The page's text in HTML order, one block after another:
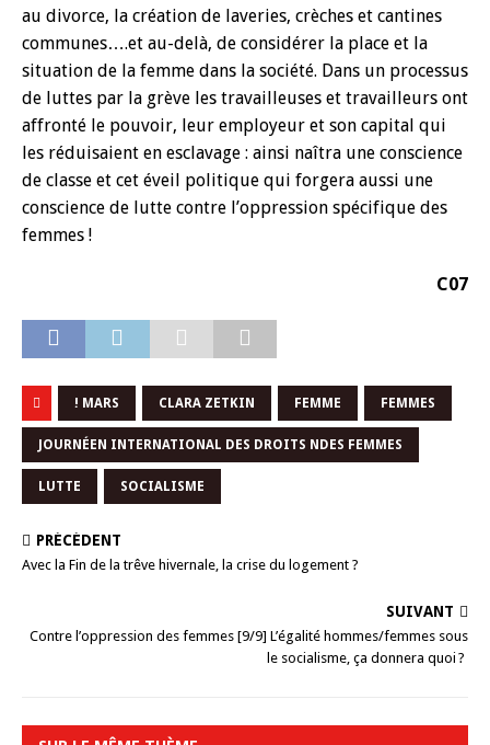
au divorce, la création de laveries, crèches et cantines
communes….et au-delà, de considérer la place et la
situation de la femme dans la société. Dans un processus
de luttes par la grève les travailleuses et travailleurs ont
affronté le pouvoir, leur employeur et son capital qui
les réduisaient en esclavage : ainsi naîtra une conscience
de classe et cet éveil politique qui forgera aussi une
conscience de lutte contre l’oppression spécifique des
femmes !
C07
! MARS CLARA ZETKIN FEMME FEMMES
JOURNÉEN INTERNATIONAL DES DROITS NDES FEMMES
LUTTE SOCIALISME
PRÉCÉDENT
Avec la Fin de la trêve hivernale, la crise du logement ?
SUIVANT
Contre l’oppression des femmes [9/9] L’égalité hommes/femmes sous
le socialisme, ça donnera quoi ?